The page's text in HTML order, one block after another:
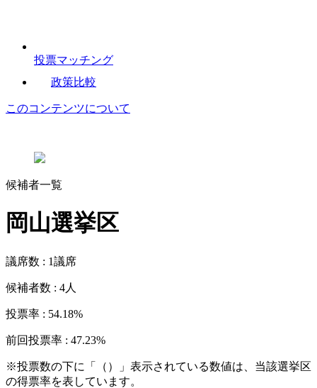
投票マッチング
政策比較
このコンテンツについて
候補者一覧
岡山選挙区
議席数 : 1議席
候補者数 : 4人
投票率 : 54.18%
前回投票率 : 47.23%
※投票数の下に「（）」表示されている数値は、当該選挙区
の得票率を表しています。